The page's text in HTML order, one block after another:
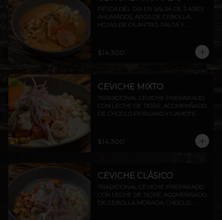
PESCA DEL DÍA EN SALSA DE 3 AJÍES
AHUMADOS, AROS DE CEBOLLA,
HOJAS DE CILANTRO, PALTA Y
$14.300
CEVICHE MIXTO
TRADICIONAL CEVICHE PREPARADO
CON LECHE DE TIGRE, ACOMPAÑADO
DE CHOCLO PERUANO Y CAMOTE.
$14.300
CEVICHE CLÁSICO
TRADICIONAL CEVICHE PREPARADO
CON LECHE DE TIGRE, ACOMPAÑADO
DE CEBOLLA MORADA, CHOCLO